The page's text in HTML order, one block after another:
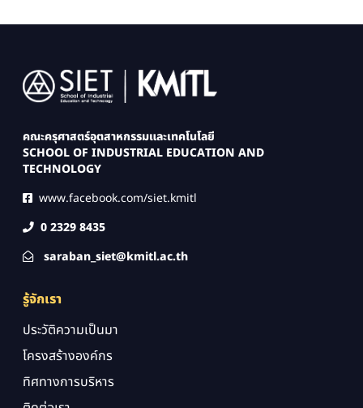
Image
คณะครุศาสตร์อุตสาหกรรมและเทคโนโลยี
SCHOOL OF INDUSTRIAL EDUCATION AND
TECHNOLOGY
www.facebook.com/siet.kmitl
0 2329 8435
saraban_siet@kmitl.ac.th
รู้จักเรา
ประวัติความเป็นมา
โครงสร้างองค์กร
ทิศทางการบริหาร